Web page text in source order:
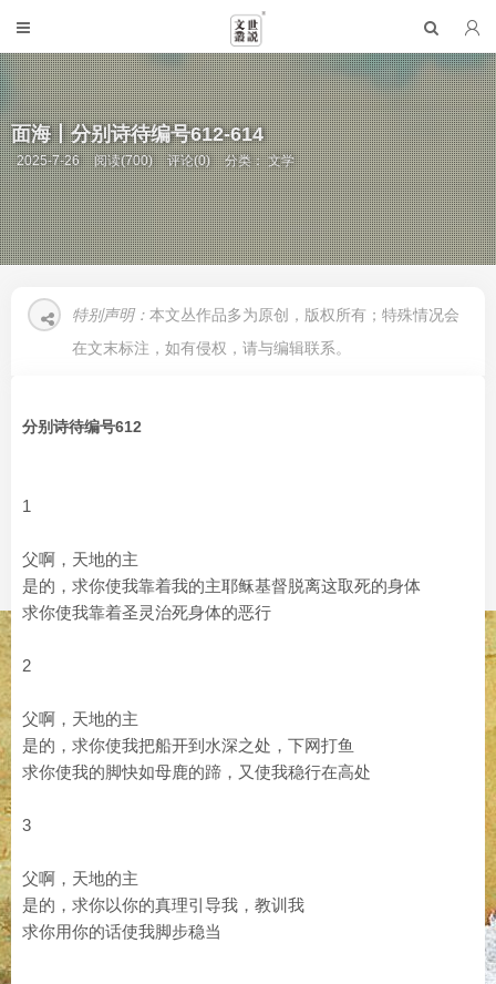
面海丨分别诗待编号612-614
2025-7-26 阅读(700) 评论(0) 分类：文学
特别声明： 本文丛作品多为原创，版权所有；特殊情况会
在文末标注，如有侵权，请与编辑联系。
分别诗待编号612
1
父啊，天地的主
是的，求你使我靠着我的主耶稣基督脱离这取死的身体
求你使我靠着圣灵治死身体的恶行
2
父啊，天地的主
是的，求你使我把船开到水深之处，下网打鱼
求你使我的脚快如母鹿的蹄，又使我稳行在高处
3
父啊，天地的主
是的，求你以你的真理引导我，教训我
求你用你的话使我脚步稳当